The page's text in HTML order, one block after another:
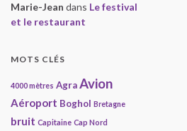
Marie-Jean dans Le festival
et le restaurant
MOTS CLÉS
4000 mètres AgraAvion
Aéroport Boghol Bretagne
bruit Capitaine Cap Nord